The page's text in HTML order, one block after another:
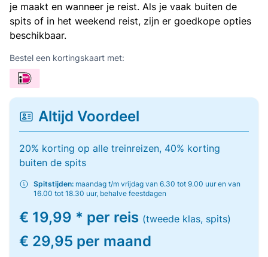
je maakt en wanneer je reist. Als je vaak buiten de
spits of in het weekend reist, zijn er goedkope opties
beschikbaar.
Bestel een kortingskaart met:
Altijd Voordeel
20% korting op alle treinreizen, 40% korting
buiten de spits
Spitstijden: maandag t/m vrijdag van 6.30 tot 9.00 uur en van
16.00 tot 18.30 uur, behalve feestdagen
€ 19,99 * per reis (tweede klas, spits)
€ 29,95 per maand